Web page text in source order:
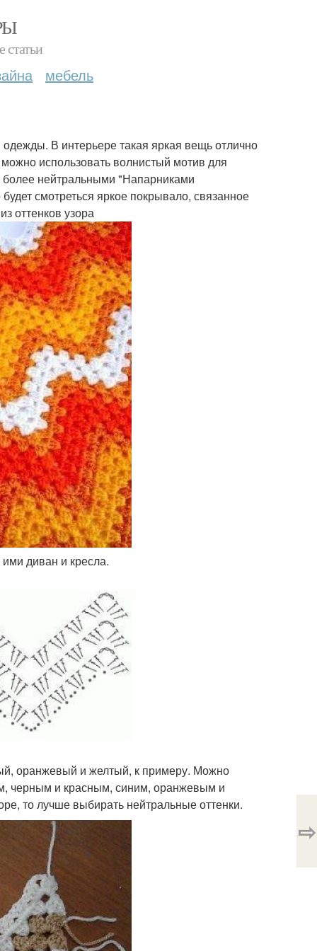
статьи
мебель
В интерьере такая яркая вещь отлично
использовать волнистый мотив для
нейтральными "Напарниками
смотреться яркое покрывало, связанное
оттенков узора
ими диван и кресла.
оранжевый и желтый, к примеру. Можно
черным и красным, синим, оранжевым и
то лучше выбирать нейтральные оттенки.
⇨